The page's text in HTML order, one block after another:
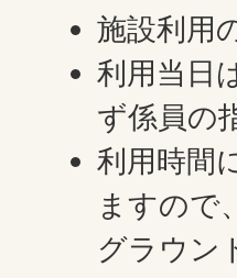
施設利用
利用当日
ず係員の
利用時間
ますので
グラウン